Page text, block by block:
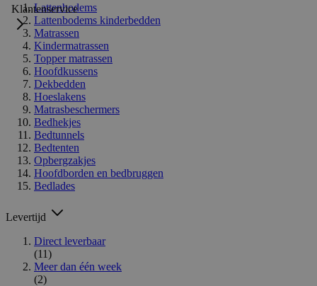
Klantenservice
Lattenbodems
Lattenbodems kinderbedden
Matrassen
Kindermatrassen
Topper matrassen
Hoofdkussens
Dekbedden
Hoeslakens
Matrasbeschermers
Bedhekjes
Bedtunnels
Bedtenten
Opbergzakjes
Hoofdborden en bedbruggen
Bedlades
Levertijd
Direct leverbaar
(11)
Meer dan één week
(2)